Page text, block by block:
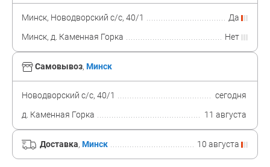
Самовывоз, Минск
Новодворский с/с, 40/1
сегодня
д. Каменная Горка
11 августа
Доставка, Минск 10 августа
Минск, Новодворский с/с, 40/1
Да
Минск, д. Каменная Горка
Нет